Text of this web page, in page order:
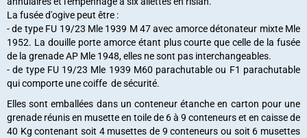
La fusée d'ogive peut être :
- de type FU 19/23 Mle 1939 M 47 avec amorce détonateur mixte Mle
1952. La douille porte amorce étant plus courte que celle de la fusée
de la grenade AP Mle 1948, elles ne sont pas interchangeables.
- de type FU 19/23 Mle 1939 M60 parachutable ou F1 parachutable
qui comporte une coiffe de sécurité.
Elles sont emballées dans un conteneur étanche en carton pour une
grenade réunis en musette en toile de 6 à 9 conteneurs et en caisse de
40 Kg contenant soit 4 musettes de 9 conteneurs ou soit 6 musettes